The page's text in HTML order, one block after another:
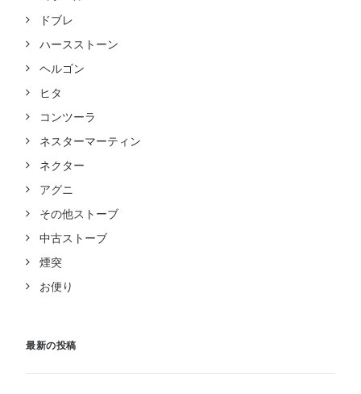
ドブレ
ハースストーン
ヘルゴン
ヒタ
コンツーラ
ネスターマーティン
ネクター
アグニ
その他ストーブ
中古ストーブ
煙突
お便り
最新の投稿